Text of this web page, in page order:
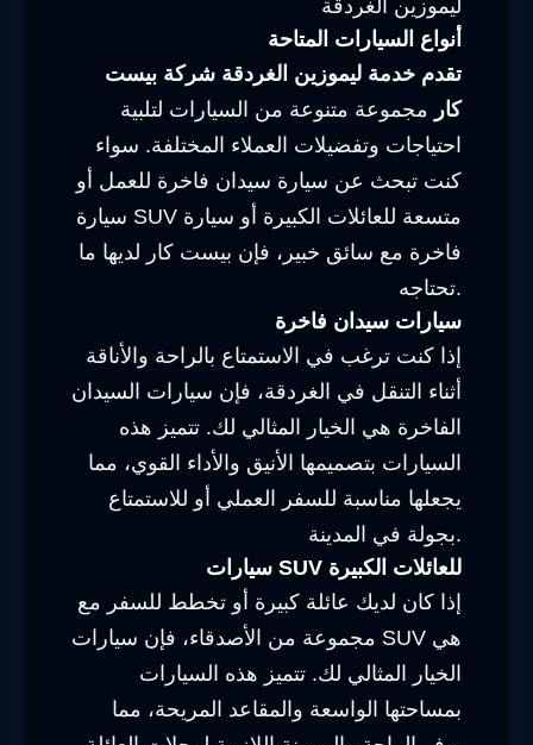
ليموزين الغردقة
أنواع السيارات المتاحة
تقدم خدمة ليموزين الغردقة شركة بيست
كار مجموعة متنوعة من السيارات لتلبية
احتياجات وتفضيلات العملاء المختلفة. سواء
كنت تبحث عن سيارة سيدان فاخرة للعمل أو
سيارة SUV متسعة للعائلات الكبيرة أو سيارة
فاخرة مع سائق خبير، فإن بيست كار لديها ما
تحتاجه.
سيارات سيدان فاخرة
إذا كنت ترغب في الاستمتاع بالراحة والأناقة
أثناء التنقل في الغردقة، فإن سيارات السيدان
الفاخرة هي الخيار المثالي لك. تتميز هذه
السيارات بتصميمها الأنيق والأداء القوي، مما
يجعلها مناسبة للسفر العملي أو للاستمتاع
بجولة في المدينة.
سيارات SUV للعائلات الكبيرة
إذا كان لديك عائلة كبيرة أو تخطط للسفر مع
مجموعة من الأصدقاء، فإن سيارات SUV هي
الخيار المثالي لك. تتميز هذه السيارات
بمساحتها الواسعة والمقاعد المريحة، مما